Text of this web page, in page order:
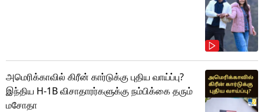
அமெரிக்காவில் கிரீன் கார்டுக்கு புதிய வாய்ப்பு?
இந்திய H-1B விசாதாரர்களுக்கு நம்பிக்கை தரும்
மசோதா